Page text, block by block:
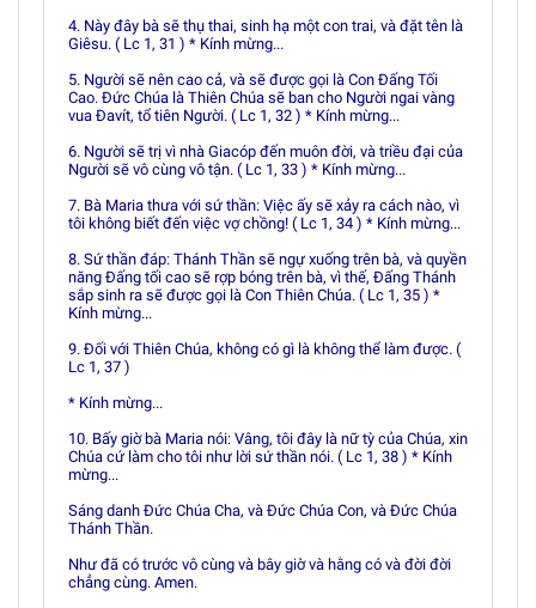
4. Này đây bà sẽ thụ thai, sinh hạ một con trai, và đặt tên là
Giêsu. ( Lc 1, 31 ) * Kính mừng...
5. Người sẽ nên cao cả, và sẽ được gọi là Con Ðấng Tối
Cao. Ðức Chúa là Thiên Chúa sẽ ban cho Người ngai vàng
vua Ðavít, tổ tiên Người. ( Lc 1, 32 ) * Kính mừng...
6. Người sẽ trị vì nhà Giacóp đến muôn đời, và triều đại của
Người sẽ vô cùng vô tận. ( Lc 1, 33 ) * Kính mừng...
7. Bà Maria thưa với sứ thần: Việc ấy sẽ xảy ra cách nào, vì
tôi không biết đến việc vợ chồng! ( Lc 1, 34 ) * Kính mừng...
8. Sứ thần đáp: Thánh Thần sẽ ngự xuống trên bà, và quyền
năng Ðấng tối cao sẽ rợp bóng trên bà, vì thế, Ðấng Thánh
sắp sinh ra sẽ được gọi là Con Thiên Chúa. ( Lc 1, 35 ) *
Kính mừng...
9. Ðối với Thiên Chúa, không có gì là không thể làm được. (
Lc 1, 37 )
* Kính mừng...
10. Bấy giờ bà Maria nói: Vâng, tôi đây là nữ tỳ của Chúa, xin
Chúa cứ làm cho tôi như lời sứ thần nói. ( Lc 1, 38 ) * Kính
mừng...
Sáng danh Ðức Chúa Cha, và Ðức Chúa Con, và Ðức Chúa
Thánh Thần.
Như đã có trước vô cùng và bây giờ và hằng có và đời đời
chẳng cùng. Amen.